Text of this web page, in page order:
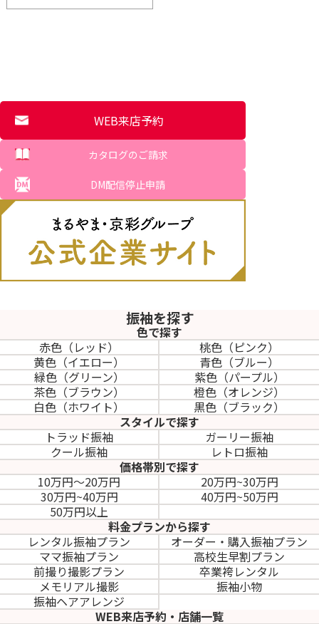
WEB来店予約
カタログのご請求
DM配信停止申請
振袖を探す
色で探す
赤色（レッド）
桃色（ピンク）
黄色（イエロー）
青色（ブルー）
緑色（グリーン）
紫色（パープル）
茶色（ブラウン）
橙色（オレンジ）
白色（ホワイト）
黒色（ブラック）
スタイルで探す
トラッド振袖
ガーリー振袖
クール振袖
レトロ振袖
価格帯別で探す
10万円～20万円
20万円~30万円
30万円~40万円
40万円~50万円
50万円以上
料金プランから探す
レンタル振袖プラン
オーダー・購入振袖プラン
ママ振袖プラン
高校生早割プラン
前撮り撮影プラン
卒業袴レンタル
メモリアル撮影
振袖小物
振袖ヘアアレンジ
WEB来店予約・店舗一覧